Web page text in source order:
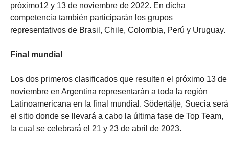
próximo12 y 13 de noviembre de 2022. En dicha
competencia también participarán los grupos
representativos de Brasil, Chile, Colombia, Perú y Uruguay.
Final mundial
Los dos primeros clasificados que resulten el próximo 13 de
noviembre en Argentina representarán a toda la región
Latinoamericana en la final mundial. Södertälje, Suecia será
el sitio donde se llevará a cabo la última fase de Top Team,
la cual se celebrará el 21 y 23 de abril de 2023.